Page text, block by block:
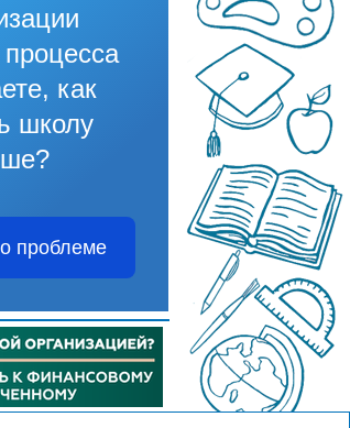
как
школу
проблеме